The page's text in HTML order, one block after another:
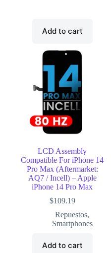
Add to cart
LCD Assembly
Compatible For iPhone 14
Pro Max (Aftermarket:
AQ7 / Incell) – Apple
iPhone 14 Pro Max
$109.19
Repuestos,
Smartphones
Add to cart